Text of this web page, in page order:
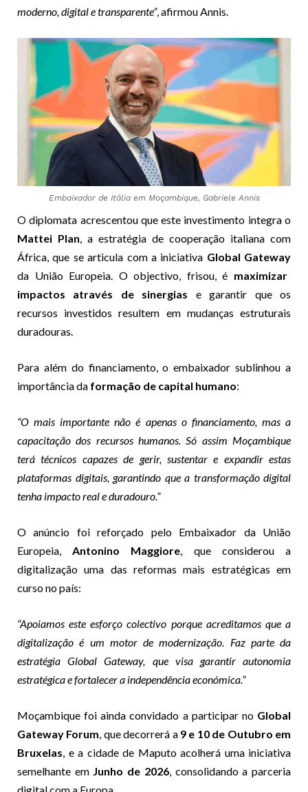
moderno, digital e transparente”, afirmou Annis.
Embaixador de Itália em Moçambique, Gabriele Annis
O diplomata acrescentou que este investimento integra o
Mattei Plan , a estratégia de cooperação italiana com
África, que se articula com a iniciativa Global Gateway
da União Europeia. O objectivo, frisou, é maximizar
impactos através de sinergias e garantir que os
recursos investidos resultem em mudanças estruturais
duradouras.
Para além do financiamento, o embaixador sublinhou a
importância da formação de capital humano:
“O mais importante não é apenas o financiamento, mas a
capacitação dos recursos humanos. Só assim Moçambique
terá técnicos capazes de gerir, sustentar e expandir estas
plataformas digitais, garantindo que a transformação digital
tenha impacto real e duradouro.”
O anúncio foi reforçado pelo Embaixador da União
Europeia, Antonino Maggiore , que considerou a
digitalização uma das reformas mais estratégicas em
curso no país:
“Apoiamos este esforço colectivo porque acreditamos que a
digitalização é um motor de modernização. Faz parte da
estratégia Global Gateway, que visa garantir autonomia
estratégica e fortalecer a independência económica.”
Moçambique foi ainda convidado a participar no Global
Gateway Forum , que decorrerá a 9 e 10 de Outubro em
Bruxelas , e a cidade de Maputo acolherá uma iniciativa
semelhante em Junho de 2026, consolidando a parceria
digital com a Europa.